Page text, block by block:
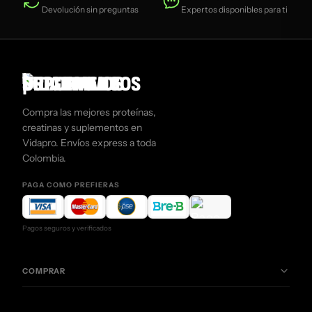
huesos, evitando su depósito en tejidos blandos,
Devolución sin preguntas Expertos disponibles para ti
Compra las mejores proteínas,
creatinas y suplementos en
Vidapro. Envíos express a toda
Colombia.
PAGA COMO PREFIERAS
Pagos seguros y verificados
COMPRAR